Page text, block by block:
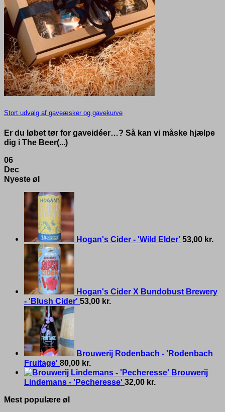
Stort udvalg af gaveæsker og gavekurve
Er du løbet tør for gaveidéer…? Så kan vi måske hjælpe
dig i The Beer(...)
06
Dec
Nyeste øl
Hogan's Cider - 'Wild Elder' 53,00 kr.
Hogan's Cider X Bundobust Brewery
- 'Blush Cider' 53,00 kr.
Brouwerij Rodenbach - 'Rodenbach
Fruitage' 80,00 kr.
Brouwerij
Lindemans - 'Pecheresse' 32,00 kr.
Mest populære øl